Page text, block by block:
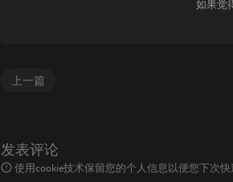
如果觉
上一篇
发表评论
使用cookie技术保留您的个人信息以便您下次